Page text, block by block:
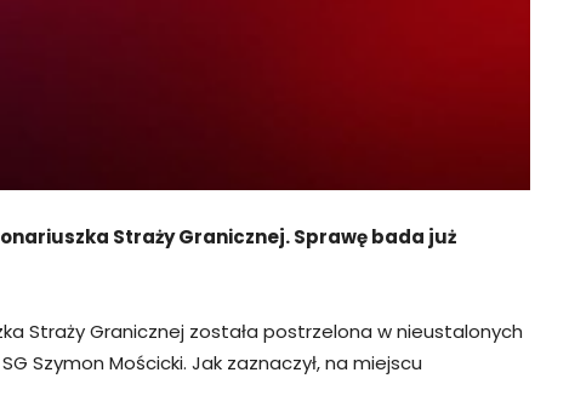
Straży Granicznej. Sprawę bada już
Straży Granicznej została postrzelona w nieustalonych
Szymon Mościcki. Jak zaznaczył, na miejscu